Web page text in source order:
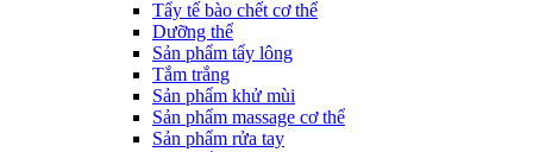
Tẩy tế bào chết cơ thể
Dưỡng thể
Sản phẩm tẩy lông
Tắm trắng
Sản phẩm khử mùi
Sản phẩm massage cơ thể
Sản phẩm rửa tay